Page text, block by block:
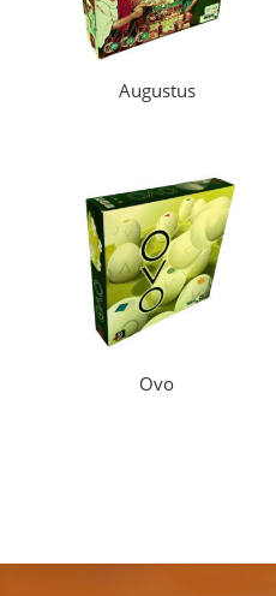
Augustus
Ovo